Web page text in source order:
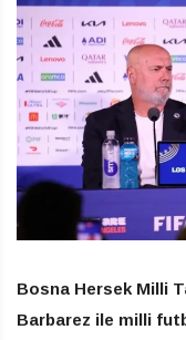
Bosna Hersek Milli
Barbarez ile milli